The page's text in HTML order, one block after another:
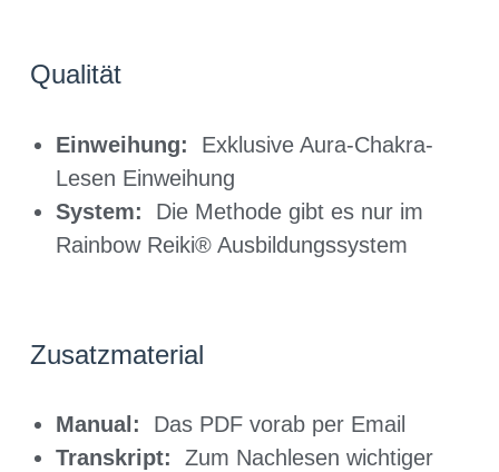
Qualität
Einweihung: Exklusive Aura-Chakra-
Lesen Einweihung
System: Die Methode gibt es nur im
Rainbow Reiki® Ausbildungssystem
Zusatzmaterial
Manual: Das PDF vorab per Email
Transkript: Zum Nachlesen wichtiger